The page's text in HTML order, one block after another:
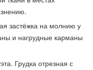
застёжка на молнию у
и нагрудные карманы
Грудка отрезная с